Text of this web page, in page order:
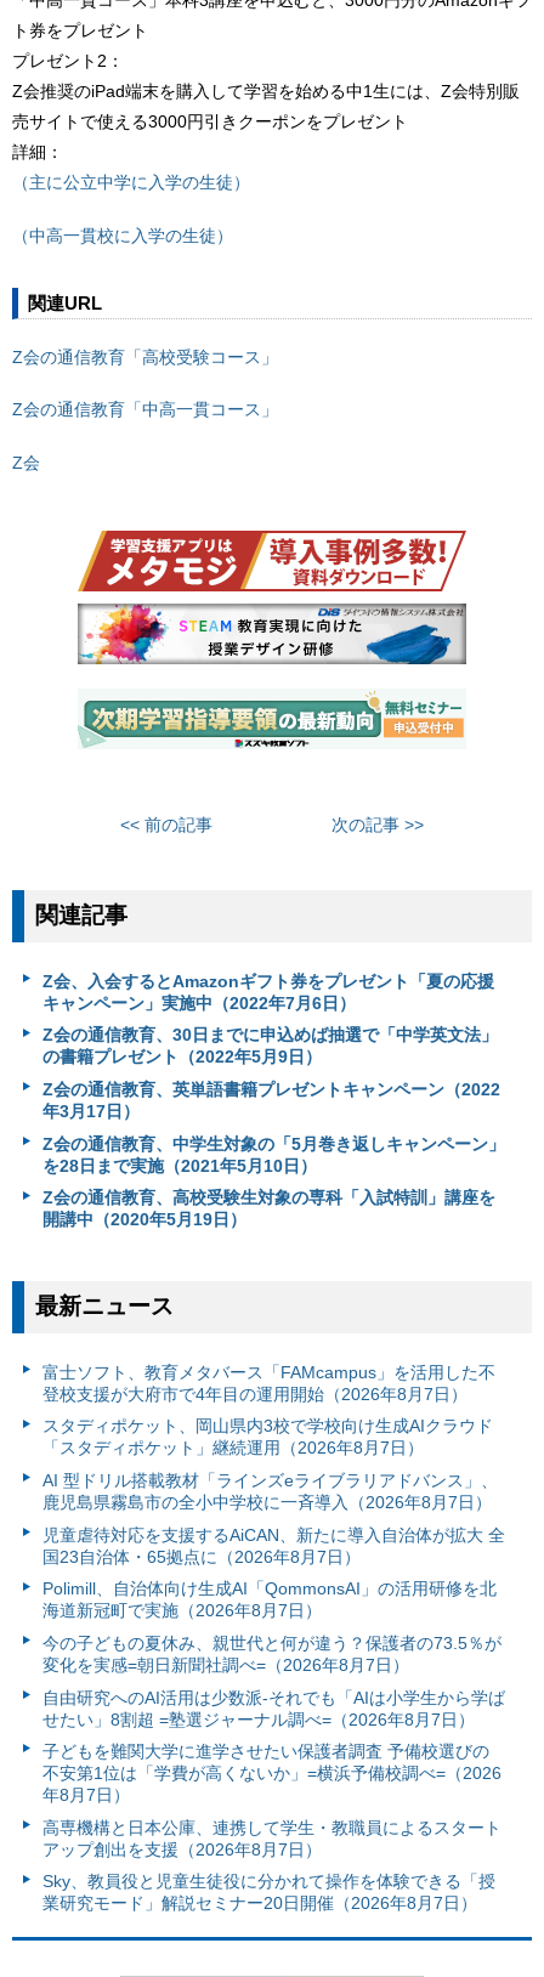
ト券をプレゼント
プレゼント2：
Z会推奨のiPad端末を購入して学習を始める中1生には、Z会特別販
売サイトで使える3000円引きクーポンをプレゼント
詳細：
（主に公立中学に入学の生徒）
（中高一貫校に入学の生徒）
関連URL
Z会の通信教育「高校受験コース」
Z会の通信教育「中高一貫コース」
Z会
<< 前の記事 次の記事 >>
関連記事
Z会、入会するとAmazonギフト券をプレゼント「夏の応援
キャンペーン」実施中（2022年7月6日）
Z会の通信教育、30日までに申込めば抽選で「中学英文法」
の書籍プレゼント（2022年5月9日）
Z会の通信教育、英単語書籍プレゼントキャンペーン（2022
年3月17日）
Z会の通信教育、中学生対象の「5月巻き返しキャンペーン」
を28日まで実施（2021年5月10日）
Z会の通信教育、高校受験生対象の専科「入試特訓」講座を
開講中（2020年5月19日）
最新ニュース
富⼠ソフト、教育メタバース「FAMcampus」を活用した不
登校支援が大府市で4年目の運用開始（2026年8月7日）
スタディポケット、岡山県内3校で学校向け生成AIクラウド
「スタディポケット」継続運用（2026年8月7日）
AI 型ドリル搭載教材「ラインズeライブラリアドバンス」、
鹿児島県霧島市の全小中学校に一斉導入（2026年8月7日）
児童虐待対応を支援するAiCAN、新たに導入自治体が拡大 全
国23自治体・65拠点に（2026年8月7日）
Polimill、自治体向け生成AI「QommonsAI」の活用研修を北
海道新冠町で実施（2026年8月7日）
今の子どもの夏休み、親世代と何が違う？保護者の73.5％が
変化を実感=朝日新聞社調べ=（2026年8月7日）
自由研究へのAI活用は少数派-それでも「AIは小学生から学ば
せたい」8割超 =塾選ジャーナル調べ=（2026年8月7日）
子どもを難関大学に進学させたい保護者調査 予備校選びの
不安第1位は「学費が高くないか」=横浜予備校調べ=（2026
年8月7日）
高専機構と日本公庫、連携して学生・教職員によるスタート
アップ創出を支援（2026年8月7日）
Sky、教員役と児童生徒役に分かれて操作を体験できる「授
業研究モード」解説セミナー20日開催（2026年8月7日）